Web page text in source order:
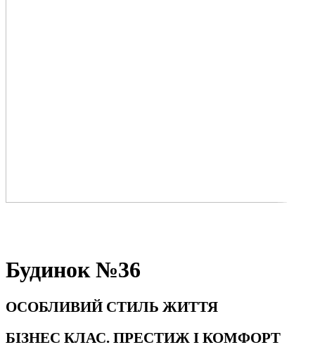
Будинок №36
ОСОБЛИВИЙ СТИЛЬ ЖИТТЯ
БІЗНЕС КЛАС. ПРЕСТИЖ І КОМФОРТ